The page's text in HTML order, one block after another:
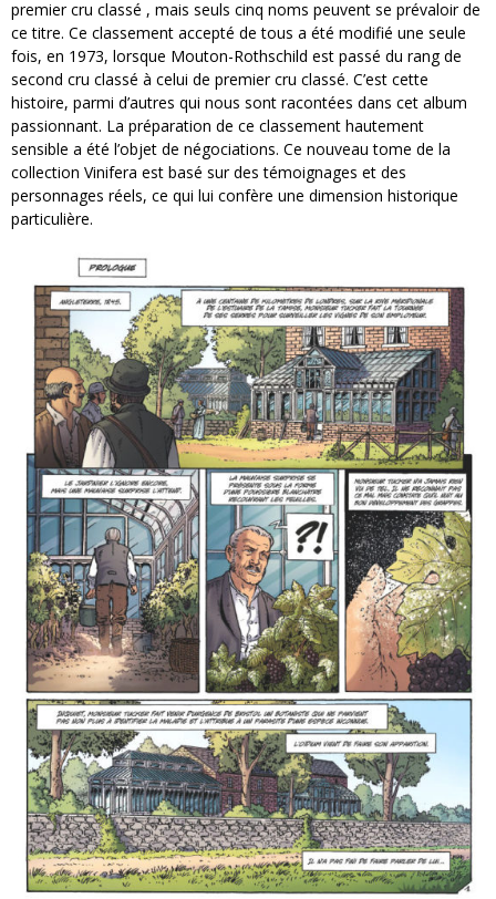
premier cru classé , mais seuls cinq noms peuvent se prévaloir de
ce titre. Ce classement accepté de tous a été modifié une seule
fois, en 1973, lorsque Mouton-Rothschild est passé du rang de
second cru classé à celui de premier cru classé. C’est cette
histoire, parmi d’autres qui nous sont racontées dans cet album
passionnant. La préparation de ce classement hautement
sensible a été l’objet de négociations. Ce nouveau tome de la
collection Vinifera est basé sur des témoignages et des
personnages réels, ce qui lui confère une dimension historique
particulière.